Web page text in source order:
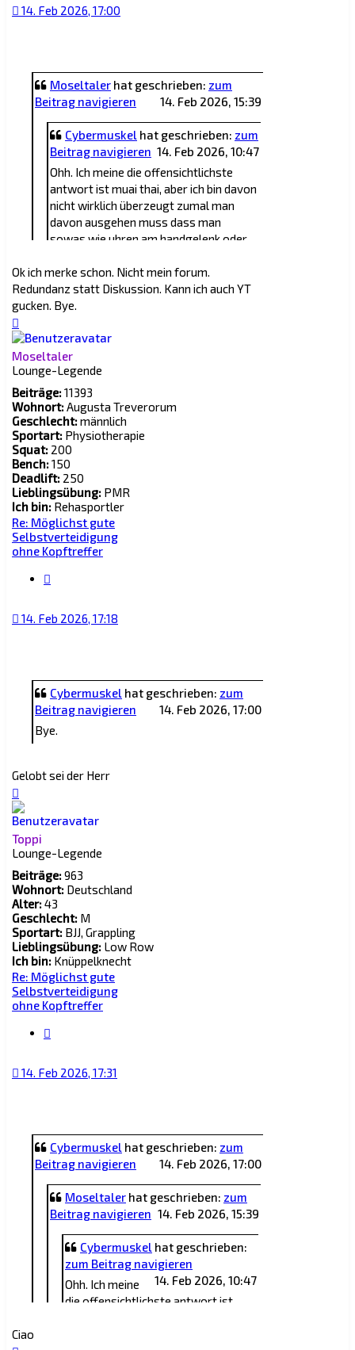
14. Feb 2026, 17:00
Moseltaler hat geschrieben: zum
Beitrag navigieren
14. Feb 2026, 15:39
Cybermuskel hat geschrieben: zum
Beitrag navigieren 14. Feb 2026, 10:47
Ohh. Ich meine die offensichtlichste
antwort ist muai thai, aber ich bin davon
nicht wirklich überzeugt zumal man
davon ausgehen muss dass man
sowas wie uhren am handgelenk oder
muss um sich nich noch selbst zu
knocken.
Situation die hätte eskalieren können.
Ich hatte dort einfach voll und ganz auf
meine instinkte vertraut. Das Ergebnis
war interessant. Mein körper versuchte
immer das rechte bein nach vorne in ca.
30 grad zum kontrahenten zu halten,
der stand war nicht voll aufrecht und ich
hielt immer den blick auf sein rechtes
Knie. Auf instinkte zu vertrauen hat mir
auch schon 2 kleine pokerturniere
gewonnen, ist manchmal echt
interessant, was da für strategien
rauskommen.
Tri tra trollala
Ok ich merke schon. Nicht mein forum.
Redundanz statt Diskussion. Kann ich auch YT
gucken. Bye.
oben
Moseltaler
Lounge-Legende
Beiträge:11393
Wohnort:Augusta Treverorum
Geschlecht:männlich
Sportart: Physiotherapie
Squat: 200
Bench:150
Deadlift: 250
Lieblingsübung: PMR
Ich bin: Rehasportler
Re: Möglichst gute
Selbstverteidigung
ohne Kopftreffer
14. Feb 2026, 17:18
Cybermuskel hat geschrieben: zum
Beitrag navigieren
14. Feb 2026, 17:00
Bye.
Gelobt sei der Herr
oben
Toppi
Lounge-Legende
Beiträge:963
Wohnort: Deutschland
Alter:43
Geschlecht: M
Sportart: BJJ, Grappling
Lieblingsübung: Low Row
Ich bin: Knüppelknecht
Re: Möglichst gute
Selbstverteidigung
ohne Kopftreffer
14. Feb 2026, 17:31
Cybermuskel hat geschrieben: zum
Beitrag navigieren
14. Feb 2026, 17:00
Moseltaler hat geschrieben: zum
Beitrag navigieren 14. Feb 2026, 15:39
Cybermuskel hat geschrieben:
zum Beitrag navigieren
14. Feb 2026, 10:47
Ohh. Ich meine
die offensichtlichste antwort ist
Ciao